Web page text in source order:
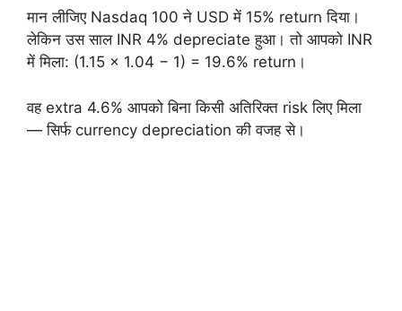
मान लीजिए Nasdaq 100 ने USD में 15% return दिया।
लेकिन उस साल INR 4% depreciate हुआ। तो आपको INR
में मिला: (1.15 × 1.04 − 1) = 19.6% return।
वह extra 4.6% आपको बिना किसी अतिरिक्त risk लिए मिला
— सिर्फ currency depreciation की वजह से।